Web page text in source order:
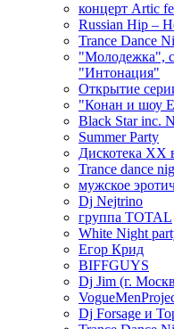
концерт Artic
Russian Hip –
Trance Dance
"Молодежка",
"Интонация"
Открытие
"Конан и шоу
Black Star inc.
Summer Party
Дискотека ХХ
Trance dance
мужское
Dj Nejtrino
группа TOTAL
White Night
Егор Крид
BIFFGUYS
Dj Jim (г.
Dj Forsage и